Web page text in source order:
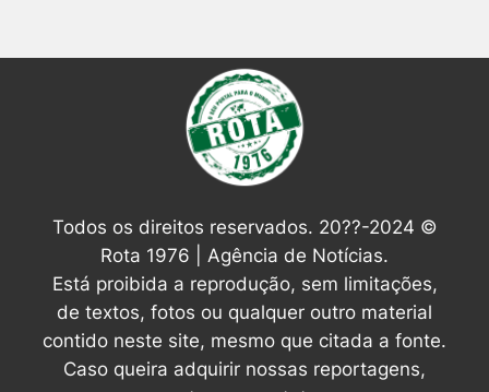
Todos os direitos reservados. 20??-2024 ©
Rota 1976 | Agência de Notícias.
Está proibida a reprodução, sem limitações,
de textos, fotos ou qualquer outro material
contido neste site, mesmo que citada a fonte.
Caso queira adquirir nossas reportagens,